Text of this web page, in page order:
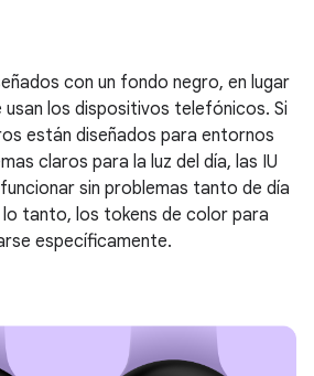
con un fondo negro, en lugar
los dispositivos telefónicos. Si
están diseñados para entornos
claros para la luz del día, las IU
sin problemas tanto de día
tanto, los tokens de color para
específicamente.